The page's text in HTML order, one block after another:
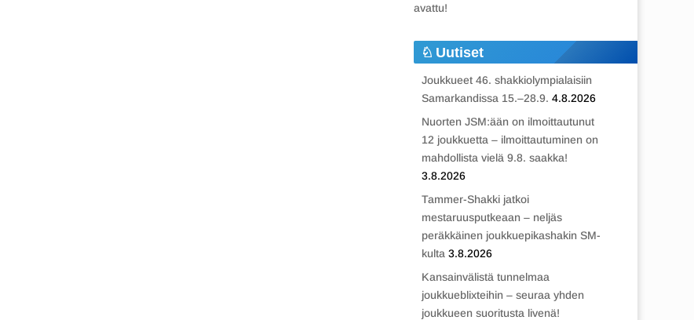
avattu!
Uutiset
Joukkueet 46. shakkiolympialaisiin
Samarkandissa 15.–28.9. 4.8.2026
Nuorten JSM:ään on ilmoittautunut
12 joukkuetta – ilmoittautuminen on
mahdollista vielä 9.8. saakka!
3.8.2026
Tammer-Shakki jatkoi
mestaruusputkeaan – neljäs
peräkkäinen joukkuepikashakin SM-
kulta 3.8.2026
Kansainvälistä tunnelmaa
joukkueblixteihin – seuraa yhden
joukkueen suoritusta livenä!